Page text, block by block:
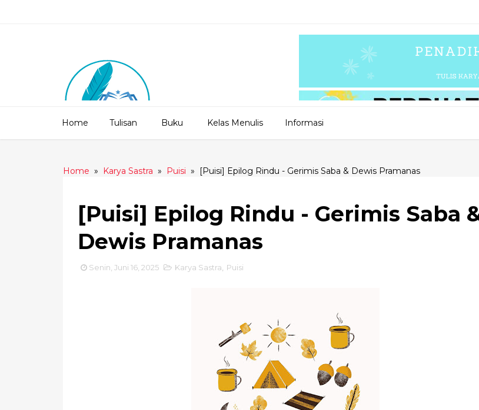
Home Tulisan Buku Kelas Menulis Informasi
Home » Karya Sastra » Puisi » [Puisi] Epilog Rindu - Gerimis Saba & Dewis Pramanas
[Puisi] Epilog Rindu - Gerimis Saba
Dewis Pramanas
Senin, Juni 16, 2025 Karya Sastra Puisi